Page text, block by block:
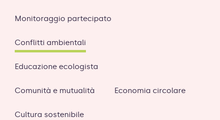
Monitoraggio partecipato
Conflitti ambientali
Educazione ecologista
Comunità e mutualità Economia circolare
Cultura sostenibile